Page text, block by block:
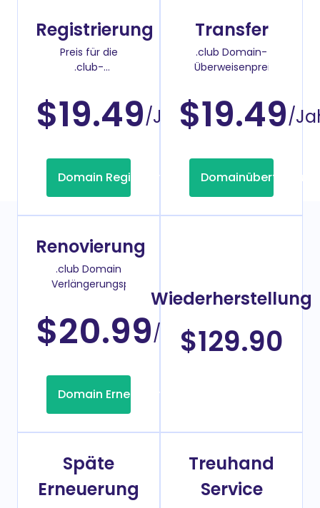
Registrierung
Preis für die
.club-
$19.49/Jahr
Domain Registrierung
Transfer
.club Domain-
Überweisenpreis
$19.49/
Domainübertragung
Renovierung
.club Domain
Verlängerungspreis
$20.99/Jahr
Domain Erneuerung
Wiederherstellung
$129.90
Späte
Erneuerung
Treuhand
Service